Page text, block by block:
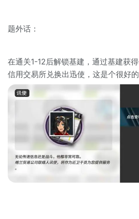
题外话：
在通关1-12后解锁基建，通过基建获
信用交易所兑换出迅使，这是个很好的